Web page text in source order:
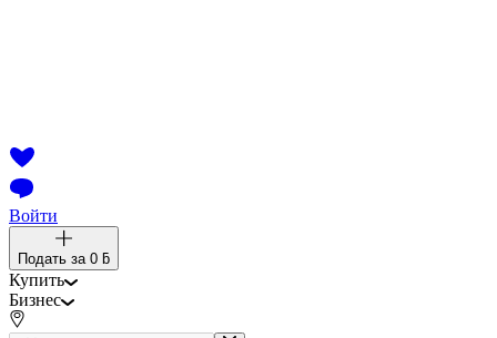
Войти
Подать за 0 ƃ
Купить
Бизнес